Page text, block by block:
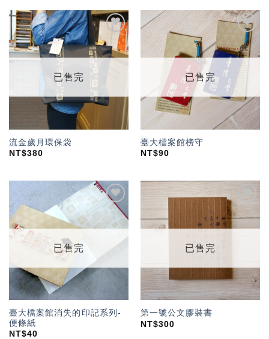
加入
「願
望輕
已售完
流金歲月環保袋
NT$380
加入
「願
望輕
已售完
臺大檔案館榜守
NT$90
加入
望輕
已售完
臺大檔案館消失的印記系列-
便條紙
NT$40
「願
望輕
已售完
第一號公文膠裝書
NT$300